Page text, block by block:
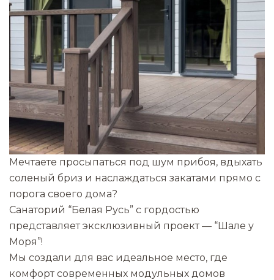
Мечтаете просыпаться под шум прибоя, вдыхать
соленый бриз и наслаждаться закатами прямо с
порога своего дома?
Санаторий “Белая Русь” с гордостью
представляет эксклюзивный проект — “Шале у
Моря”!
Мы создали для вас идеальное место, где
комфорт современных модульных домов